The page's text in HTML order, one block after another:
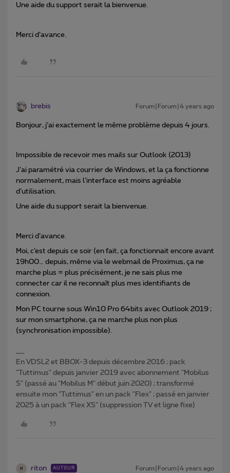
Une aide du support serait la bienvenue.
Merci d’avance.
brebis Forum|Forum|4 years ago
Bonjour, j’ai exactement le même problème depuis 4 jours.
Impossible de recevoir mes mails sur Outlook (2013)
J’ai paramétré via courrier de Windows, et la ça fonctionne
normalement, mais l’interface est moins agréable
d’utilisation.
Une aide du support serait la bienvenue.
Merci d’avance.
Moi, c’est depuis ce soir (en fait, ça fonctionnait encore avant
19h00… depuis, même via le webmail de Proximus, ça ne
marche plus = plus précisément, je ne sais plus me
connecter car il ne reconnaît plus mes identifiants de
connexion.
Mon PC tourne sous Win10 Pro 64bits avec Outlook 2019 ;
sur mon smartphone, ça ne marche plus non plus
(synchronisation impossible).
En VDSL2 et BBOX-3 depuis décembre 2016 ; pack
"Tuttimus" depuis janvier 2019 avec abonnement "Mobilus
S" (passé au "Mobilus M" début juin 2020) ; transformé
ensuite mon "Tuttimus" en un pack "Flex" ; passé en janvier
2025 à un pack "Flex XS" (suppression TV et ligne fixe)
R riton AUTEUR Forum|Forum|4 years ago